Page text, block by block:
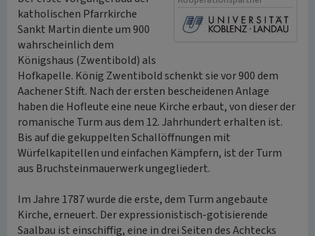
katholischen Pfarrkirche
Sankt Martin diente um 900
wahrscheinlich dem
Königshaus (Zwentibold) als
Hofkapelle. König Zwentibold schenkt sie vor 900 dem
Aachener Stift. Nach der ersten bescheidenen Anlage
haben die Hofleute eine neue Kirche erbaut, von dieser der
romanische Turm aus dem 12. Jahrhundert erhalten ist.
Bis auf die gekuppelten Schallöffnungen mit
Würfelkapitellen und einfachen Kämpfern, ist der Turm
aus Bruchsteinmauerwerk ungegliedert.
Im Jahre 1787 wurde die erste, dem Turm angebaute
Kirche, erneuert. Der expressionistisch-gotisierende
Saalbau ist einschiffig, eine in drei Seiten des Achtecks